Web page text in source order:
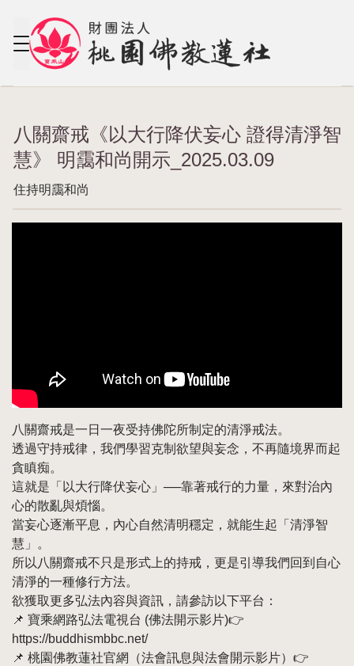
八關齋戒《以大行降伏妄心 證得清淨智
慧》 明靄和尚開示_2025.03.09
住持明靄和尚
八關齋戒是一日一夜受持佛陀所制定的清淨戒法。
透過守持戒律，我們學習克制欲望與妄念，不再隨境界而起
貪瞋痴。
這就是「以大行降伏妄心」──靠著戒行的力量，來對治內
心的散亂與煩惱。
當妄心逐漸平息，內心自然清明穩定，就能生起「清淨智
慧」。
所以八關齋戒不只是形式上的持戒，更是引導我們回到自心
清淨的一種修行方法。
欲獲取更多弘法內容與資訊，請參訪以下平台：
📌 寶乘網路弘法電視台 (佛法開示影片)👉
https://buddhismbbc.net/
📌 桃園佛教蓮社官網（法會訊息與法會開示影片）👉